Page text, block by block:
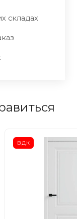
складах
ВДК